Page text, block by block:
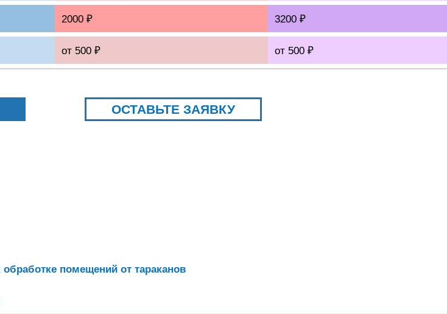
2000 ₽ 3200 ₽
от 500 ₽ от 500 ₽
ОСТАВЬТЕ ЗАЯВКУ